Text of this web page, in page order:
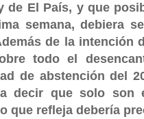
de El País, y que
semana, debiera
de la intención
todo el
de abstención del
decir que solo son
que refleja debería